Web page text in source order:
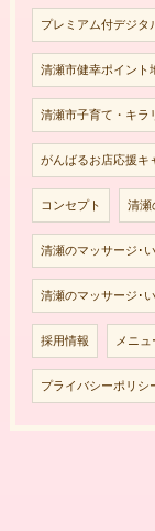
プレミアム付デジタ
清瀬市健幸ポイント
清瀬市子育て・キラ
がんばるお店応援キ
コンセプト 清瀬
清瀬のマッサージ･
清瀬のマッサージ･
採用情報 メニュ
プライバシーポリシ